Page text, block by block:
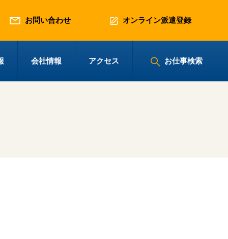
お問い合わせ オンライン派遣登録
会社情報 アクセス お仕事検索